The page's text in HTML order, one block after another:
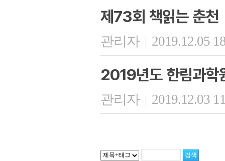
제73회 책읽는 춘천
관리자 | 2019.12.05
2019년도 한림과학
관리자 | 2019.12.03